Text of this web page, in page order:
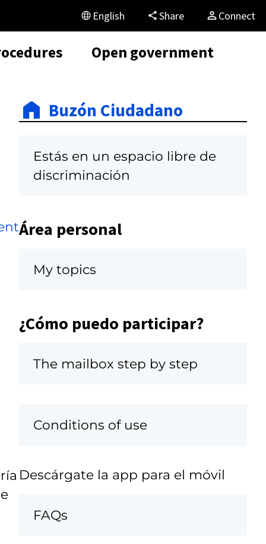
English Share Connect
Open government
Buzón Ciudadano
Estás en un espacio libre de
discriminación
Área personal
My topics
¿Cómo puedo participar?
The mailbox step by step
Conditions of use
Descárgate la app para el móvil
FAQs